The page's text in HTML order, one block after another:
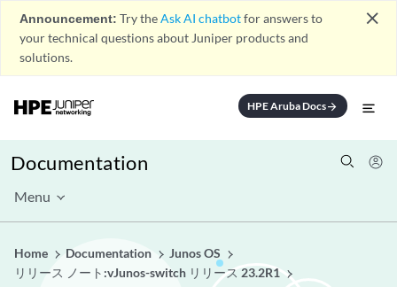
Announcement: Try theAsk AI chatbotfor answers to
your technical questions about Juniper products and
solutions.
close
HPE Aruba Docsarrow_forward
Documentation
Menu
Home Documentation
Junos OS
リリース ノート:vJunos-switch リリース 23.2R1